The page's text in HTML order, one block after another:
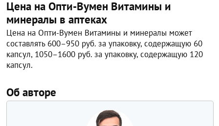
Цена на Опти-Вумен Витамины и
минералы в аптеках
Цена на Опти-Вумен Витамины и минералы может
составлять 600–950 руб. за упаковку, содержащую 60
капсул, 1050–1600 руб. за упаковку, содержащую 120
капсул.
Об авторе